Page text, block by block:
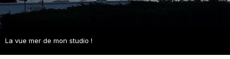
La vue mer de mon studio !